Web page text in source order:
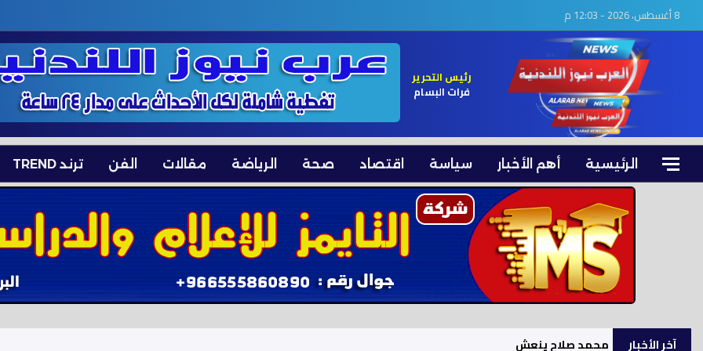
8 أغسطس، 2026 - 12:03 م
رئيس التحرير
فرات البسام
الرئيسية أهم الأخبار سياسة اقتصاد صحة الرياضة مقالات الفن ترند TREND
آخر الأخبار محمد صلاح ينعش خزائن طرابزون سبور بـ12 مليون يورو في 3 أيام